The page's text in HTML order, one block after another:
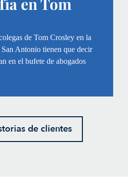
de Tom Crosley en la
Antonio tienen que decir
en el bufete de abogados
de clientes